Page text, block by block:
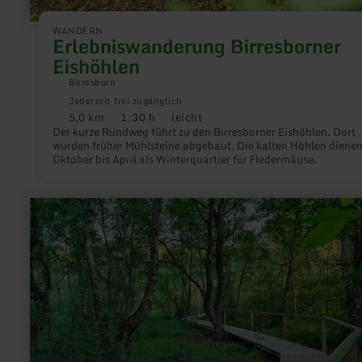
WANDERN
Erlebniswanderung Birresborner
Eishöhlen
Birresborn
Jederzeit frei zugänglich
Distanz:
5,0 km Dauer:
1:30 h Anforderung:
leicht
Der kurze Rundweg führt zu den Birresborner Eishöhlen. Dort
wurden früher Mühlsteine abgebaut. Die kalten Höhlen
Oktober bis April als Winterquartier für Fledermäuse.
mehr
erfahren
zu:
Moorpfad
Ormont